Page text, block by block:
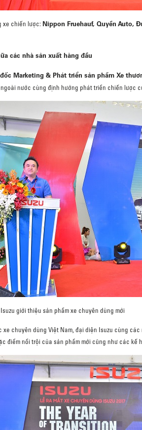
xe chiến lược: Nippon Fruehauf, Quyền Auto,
các nhà sản xuất hàng đầu
Marketing & Phát triển sản phẩm Xe
nước cùng định hướng phát triển chiến lược
giới thiệu sản phẩm xe chuyên dùng mới
xe chuyên dùng Việt Nam, đại diện Isuzu cùng
điểm nổi trội của sản phẩm mới cũng như các